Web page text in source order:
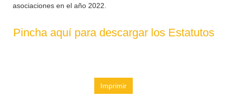
asociaciones en el año 2022.
Pincha aquí para descargar los Estatutos
Imprimir